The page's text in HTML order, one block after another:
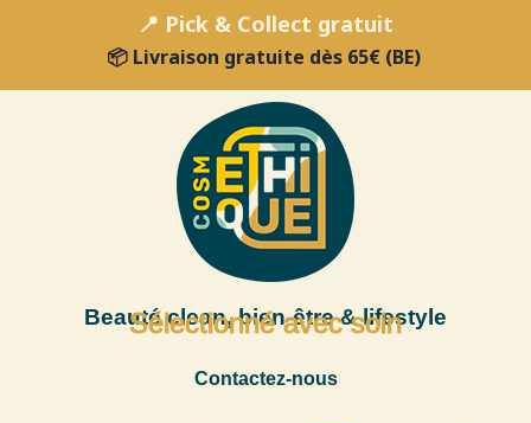
📍 Pick & Collect gratuit
📦 Livraison gratuite dès 65€ (BE)
Beauté clean, bien-être & lifestyle
Sélectionné avec soin
Contactez-nous